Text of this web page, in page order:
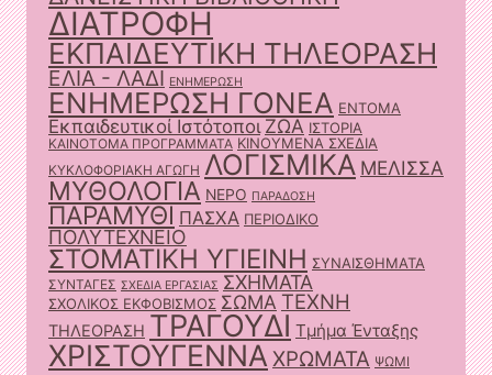
ΔΙΑΤΡΟΦΗ
ΕΚΠΑΙΔΕΥΤΙΚΗ ΤΗΛΕΟΡΑΣΗ
ΕΛΙΑ - ΛΑΔΙ ΕΝΗΜΕΡΩΣΗ
ΕΝΗΜΕΡΩΣΗ ΓΟΝΕΑ ΕΝΤΟΜΑ
Εκπαιδευτικοί Ιστότοποι ΖΩΑ ΙΣΤΟΡΙΑ
ΚΑΙΝΟΤΟΜΑ ΠΡΟΓΡΑΜΜΑΤΑ ΚΙΝΟΥΜΕΝΑ ΣΧΕΔΙΑ
ΚΥΚΛΟΦΟΡΙΑΚΗ ΑΓΩΓΗ ΛΟΓΙΣΜΙΚΑ ΜΕΛΙΣΣΑ
ΜΥΘΟΛΟΓΙΑ ΝΕΡΟ ΠΑΡΑΔΟΣΗ
ΠΑΡΑΜΥΘΙ ΠΑΣΧΑ ΠΕΡΙΟΔΙΚΟ
ΠΟΛΥΤΕΧΝΕΙΟ
ΣΤΟΜΑΤΙΚΗ ΥΓΙΕΙΝΗ ΣΥΝΑΙΣΘΗΜΑΤΑ
ΣΥΝΤΑΓΕΣ ΣΧΕΔΙΑ ΕΡΓΑΣΙΑΣ ΣΧΗΜΑΤΑ
ΣΧΟΛΙΚΟΣ ΕΚΦΟΒΙΣΜΟΣ ΣΩΜΑ ΤΕΧΝΗ
ΤΗΛΕΟΡΑΣΗ ΤΡΑΓΟΥΔΙ Τμήμα Ένταξης
ΧΡΙΣΤΟΥΓΕΝΝΑ ΧΡΩΜΑΤΑ ΨΩΜΙ